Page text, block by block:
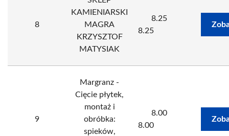
8
KAMIENIARSKI
MAGRA
KRZYSZTOF
MATYSIAK
8.25
8.25
9
Margranz -
Cięcie płytek,
montaż i
obróbka:
spieków,
8.00
8.00